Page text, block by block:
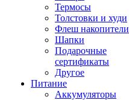
Термосы
Толстовки и худи
Флеш накопители
Шапки
Подарочные
сертификаты
Другое
Питание
Аккумуляторы